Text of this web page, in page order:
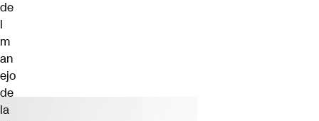
de
l
m
an
ejo
de
la